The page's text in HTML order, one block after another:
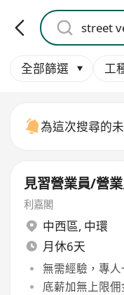
全部篩選 工
為這次搜尋的
見習營業員/營
利嘉閣
中西區, 中環
月休6天
無需經驗，專
底薪加無上限佣